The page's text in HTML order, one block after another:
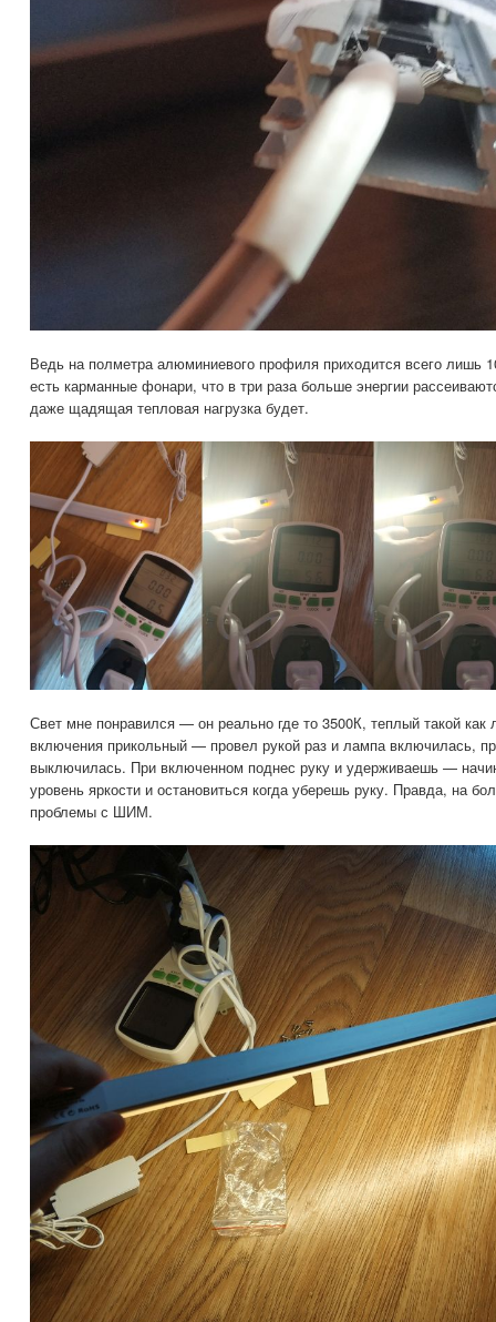
Ведь на полметра алюминиевого профиля приходится всего лишь
есть карманные фонари, что в три раза больше энергии
даже щадящая тепловая нагрузка будет.
Свет мне понравился — он реально где то 3500К, теплый такой как
включения прикольный — провел рукой раз и лампа включилась,
выключилась. При включенном поднес руку и удерживаешь —
уровень яркости и остановиться когда уберешь руку. Правда, на
проблемы с ШИМ.